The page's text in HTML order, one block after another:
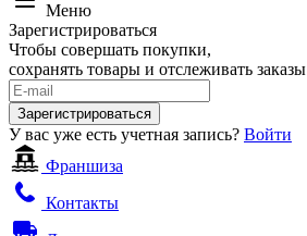
Меню
Зарегистрироваться
Чтобы совершать покупки,
сохранять товары и отслеживать заказы
Зарегистрироваться
У вас уже есть учетная запись? Войти
Франшиза
Контакты